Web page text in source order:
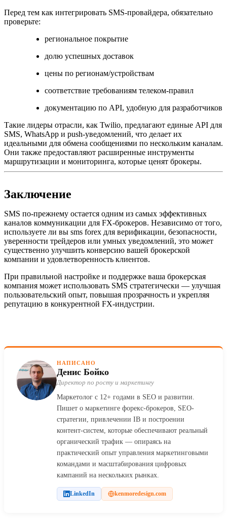
Перед тем как интегрировать SMS-провайдера, обязательно
проверьте:
региональное покрытие
долю успешных доставок
цены по регионам/устройствам
соответствие требованиям телеком-правил
документацию по API, удобную для разработчиков
Такие лидеры отрасли, как Twilio, предлагают единые API для
SMS, WhatsApp и push-уведомлений, что делает их
идеальными для обмена сообщениями по нескольким каналам.
Они также предоставляют расширенные инструменты
маршрутизации и мониторинга, которые ценят брокеры.
Заключение
SMS по-прежнему остается одним из самых эффективных
каналов коммуникации для FX-брокеров. Независимо от того,
используете ли вы sms forex для верификации, безопасности,
уверенности трейдеров или умных уведомлений, это может
существенно улучшить конверсию вашей брокерской
компании и удовлетворенность клиентов.
При правильной настройке и поддержке ваша брокерская
компания может использовать SMS стратегически — улучшая
пользовательский опыт, повышая прозрачность и укрепляя
репутацию в конкурентной FX-индустрии.
НАПИСАНО
Денис Бойко
Директор по росту и маркетингу
Маркетолог с 12+ годами в SEO и развитии.
Пишет о маркетинге форекс-брокеров, SEO-
стратегии, привлечении IB и построении
контент-систем, которые обеспечивают реальный
органический трафик — опираясь на
практический опыт управления маркетинговыми
командами и масштабирования цифровых
кампаний на нескольких рынках.
LinkedIn kenmoredesign.com